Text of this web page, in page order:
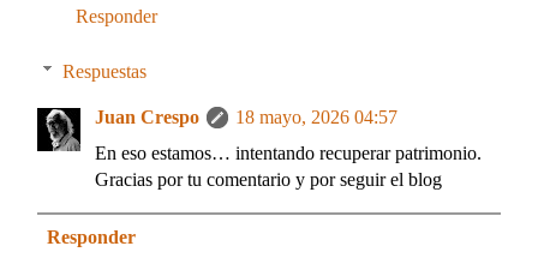
Responder
Respuestas
Juan Crespo
18 mayo, 2026 04:57
En eso estamos… intentando recuperar patrimonio.
Gracias por tu comentario y por seguir el blog
Responder